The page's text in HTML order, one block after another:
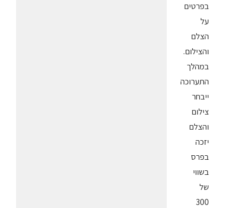
בפרטים
על
הצלם
והצילום.
במהלך
התערוכה
ייבחר
צילום
והצלם
יזכה
בפרס
בשווי
של
300